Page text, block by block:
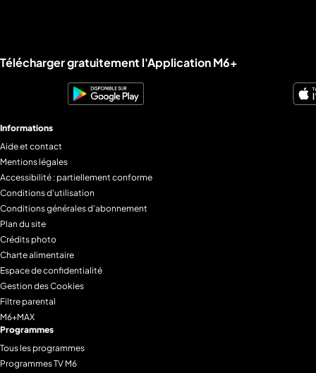
Liens utiles M6+.
Télécharger gratuitement l'Application M6+
Informations
Aide et contact
Mentions légales
Accessibilité : partiellement conforme
Conditions d'utilisation
Conditions générales d'abonnement
Plan du site
Crédits photo
Charte alimentaire
Espace de confidentialité
Gestion des Cookies
Filtre parental
M6+MAX
Programmes
Tous les programmes
Programmes TV M6